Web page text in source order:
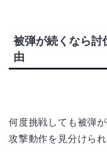
被弾が続くなら討
由
何度挑戦しても被弾
攻撃動作を見分けら